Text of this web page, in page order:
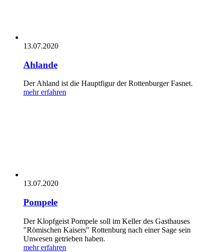
13.07.2020
Ahlande
Der Ahland ist die Hauptfigur der Rottenburger Fasnet.
mehr erfahren
13.07.2020
Pompele
Der Klopfgeist Pompele soll im Keller des Gasthauses
"Römischen Kaisers" Rottenburg nach einer Sage sein
Unwesen getrieben haben.
mehr erfahren